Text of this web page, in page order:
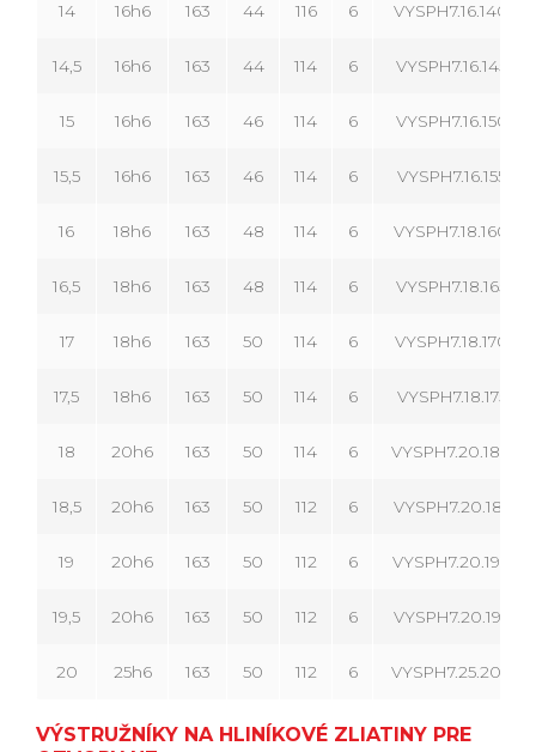
14 16h6 163 44 116 6
14,5 16h6 163 44 114 6
15 16h6 163 46 114 6
15,5 16h6 163 46 114 6
16 18h6 163 48 114 6
16,5 18h6 163 48 114 6
17 18h6 163 50 114 6
17,5 18h6 163 50 114 6
18 20h6 163 50 114 6
18,5 20h6 163 50 112 6
19 20h6 163 50 112 6
19,5 20h6 163 50 112 6
20 25h6 163 50 112 6
VÝSTRUŽNÍKY NA HLINÍKOVÉ ZLIATINY PRE